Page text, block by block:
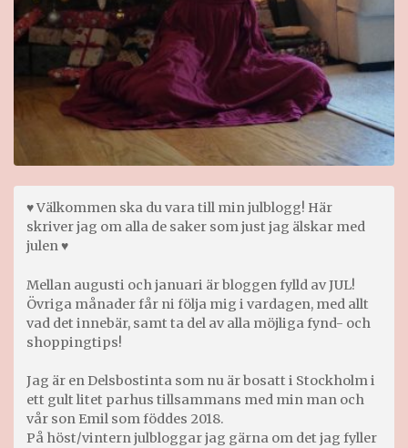
♥ Välkommen ska du vara till min julblogg! Här
skriver jag om alla de saker som just jag älskar med
julen ♥
Mellan augusti och januari är bloggen fylld av JUL!
Övriga månader får ni följa mig i vardagen, med allt
vad det innebär, samt ta del av alla möjliga fynd- och
shoppingtips!
Jag är en Delsbostinta som nu är bosatt i Stockholm i
ett gult litet parhus tillsammans med min man och
vår son Emil som föddes 2018.
På höst/vintern julbloggar jag gärna om det jag fyller